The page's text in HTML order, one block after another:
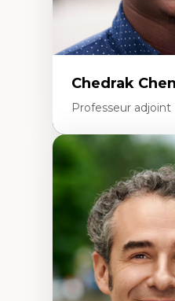
Chedrak
Professeur adjoint
Économie circulaire
Modèles d’affaires
Histoire des faits
Gestion durable des
Écologie industrielle
Aménagement
Développement
Coopératives
Télétravail en
Transition socio-